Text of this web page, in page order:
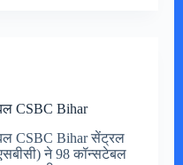
CSBC Bihar
CSBC Bihar सेंट्रल
ने 98 कॉन्सटेबल